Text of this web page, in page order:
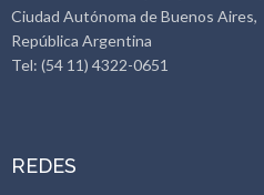
Ciudad Autónoma de Buenos Aires,
República Argentina
Tel: (54 11) 4322-0651
REDES